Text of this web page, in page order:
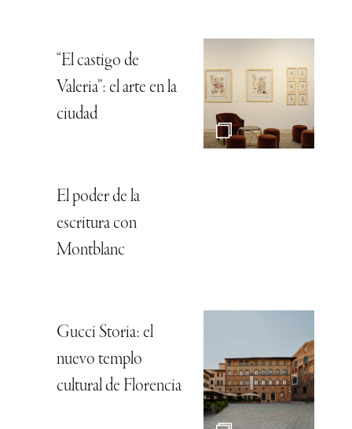
“El castigo de
Valeria”: el arte en la
ciudad
El poder de la
escritura con
Montblanc
Gucci Storia: el
nuevo templo
cultural de Florencia